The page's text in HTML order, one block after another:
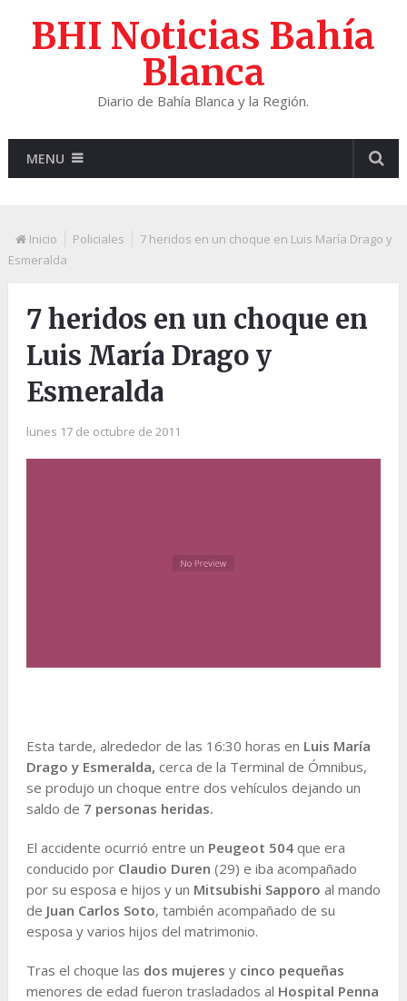
BHI Noticias Bahía
Blanca
Diario de Bahía Blanca y la Región.
MENU
Inicio Policiales
7 heridos en un choque en Luis María Drago y
Esmeralda
7 heridos en un choque en
Luis María Drago y
Esmeralda
lunes 17 de octubre de 2011
Esta tarde, alrededor de las 16:30 horas en Luis María
Drago y Esmeralda, cerca de la Terminal de Ómnibus,
se produjo un choque entre dos vehículos dejando un
saldo de 7 personas heridas.
El accidente ocurrió entre un Peugeot 504que era
conducido por Claudio Duren (29) e iba acompañado
por su esposa e hijos y un Mitsubishi Sapporo al mando
de Juan Carlos Soto, también acompañado de su
esposa y varios hijos del matrimonio.
Tras el choque las dos mujeres y cinco pequeñas
menores de edad fueron trasladados al Hospital Penna